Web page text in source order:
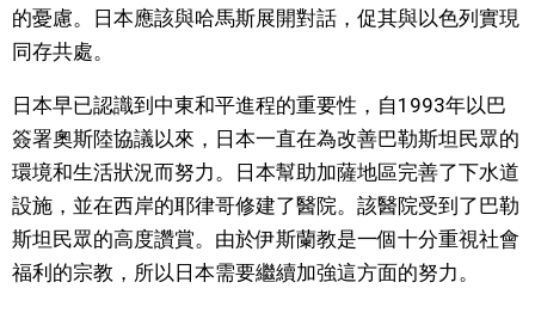
的憂慮。日本應該與哈馬斯展開對話，促其與以色列實現
同存共處。
日本早已認識到中東和平進程的重要性，自1993年以巴
簽署奧斯陸協議以來，日本一直在為改善巴勒斯坦民眾的
環境和生活狀況而努力。日本幫助加薩地區完善了下水道
設施，並在西岸的耶律哥修建了醫院。該醫院受到了巴勒
斯坦民眾的高度讚賞。由於伊斯蘭教是一個十分重視社會
福利的宗教，所以日本需要繼續加強這方面的努力。